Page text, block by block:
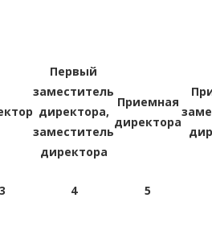
Первый
заместитель
директора,
заместитель
директора
Приемная
директора
3 4
5